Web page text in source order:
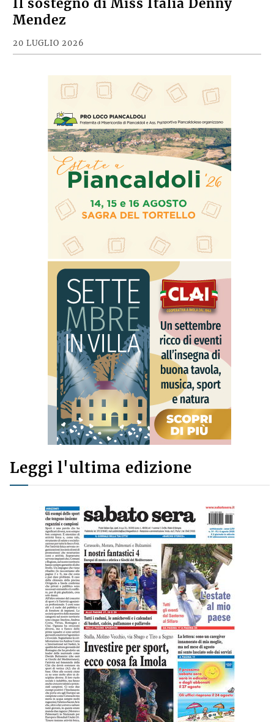
Il sostegno di Miss Italia Denny
Mendez
20 LUGLIO 2026
Leggi l'ultima edizione